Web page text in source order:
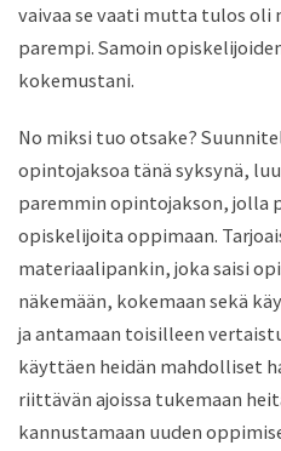
vaivaa se vaati mutta tulos
parempi. Samoin opisk
kokemustani.
No miksi tuo otsake?
opintojaksoa tänä syksynä,
paremmin opintojakson, jolla
opiskelijoita oppimaan. T
materiaalipankin, joka saisi
näkemään, kokemaan sekä
ja antamaan toisilleen
käyttäen heidän mahdolliset
riittävän ajoissa tukemaan
kannustamaan uuden